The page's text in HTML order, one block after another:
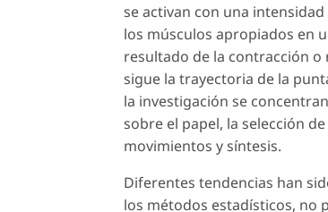
se activan con una
los músculos apropiados en
resultado de la contracción o
sigue la trayectoria de la
la investigación se
sobre el papel, la selección
movimientos y síntesis.
Diferentes tendencias han
los métodos estadísticos, no